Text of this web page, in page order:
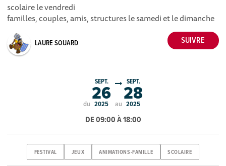
scolaire le vendredi
familles, couples, amis, structures le samedi et le dimanche
LAURE SOUARD
du
SEPT.
26
2025 au
SEPT.
28
2025
DE 09:00 À 18:00
FESTIVAL JEUX ANIMATIONS-FAMILLE SCOLAIRE